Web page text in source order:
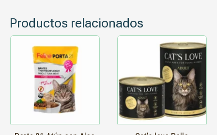
Productos relacionados
Este
variantes.
Las
opciones
se
pueden
elegir